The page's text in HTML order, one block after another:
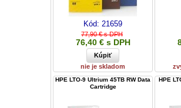
Kód: 21659
77,90 € s DPH
76,40 € s DPH
nie je skladom
HPE LTO-9 Ultrium 45TB RW Data
Cartridge
HPE